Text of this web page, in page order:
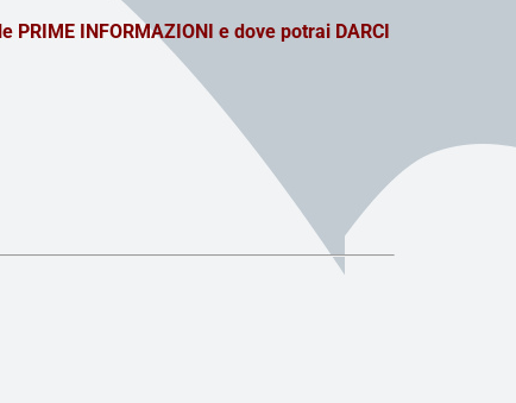
PRIME INFORMAZIONI e dove potrai DARCI